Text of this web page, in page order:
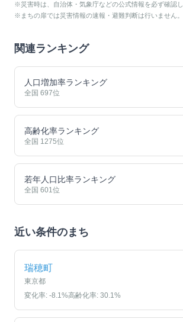
※災害時は、自治体・気象庁などの公式情報を必ず確認し
※まちの扉では災害情報の速報・避難判断は行いません。
関連ランキング
人口増加率ランキング
全国 697位
高齢化率ランキング
全国 1275位
若年人口比率ランキング
全国 601位
近い条件のまち
瑞穂町
東京都
変化率: -8.1%高齢化率: 30.1%